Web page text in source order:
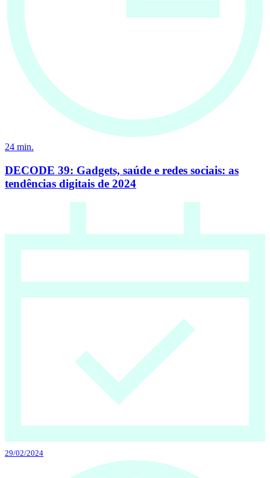
24 min.
DECODE 39: Gadgets, saúde e redes sociais: as
tendências digitais de 2024
29/02/2024